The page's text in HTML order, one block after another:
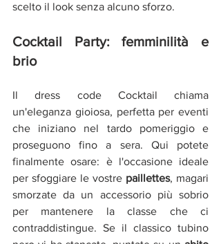
scelto il look senza alcuno sforzo.
Cocktail Party: femminilità e
brio
Il dress code Cocktail chiama
un'eleganza gioiosa, perfetta per eventi
che iniziano nel tardo pomeriggio e
proseguono fino a sera. Qui potete
finalmente osare: è l'occasione ideale
per sfoggiare le vostre paillettes, magari
smorzate da un accessorio più sobrio
per mantenere la classe che ci
contraddistingue. Se il classico tubino